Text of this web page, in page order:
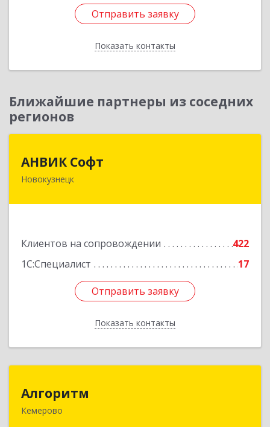
Отправить заявку
Показать контакты
Отправить заявку
Назад
Ближайшие партнеры из соседних
регионов
АНВИК Софт
Новокузнецк
Клиентов на сопровождении
422
1С:Специалист
17
Отправить заявку
Показать контакты
654079, Кемеровская область - Кузбасс,
Отправить заявку
Назад
Алгоритм
Кемерово